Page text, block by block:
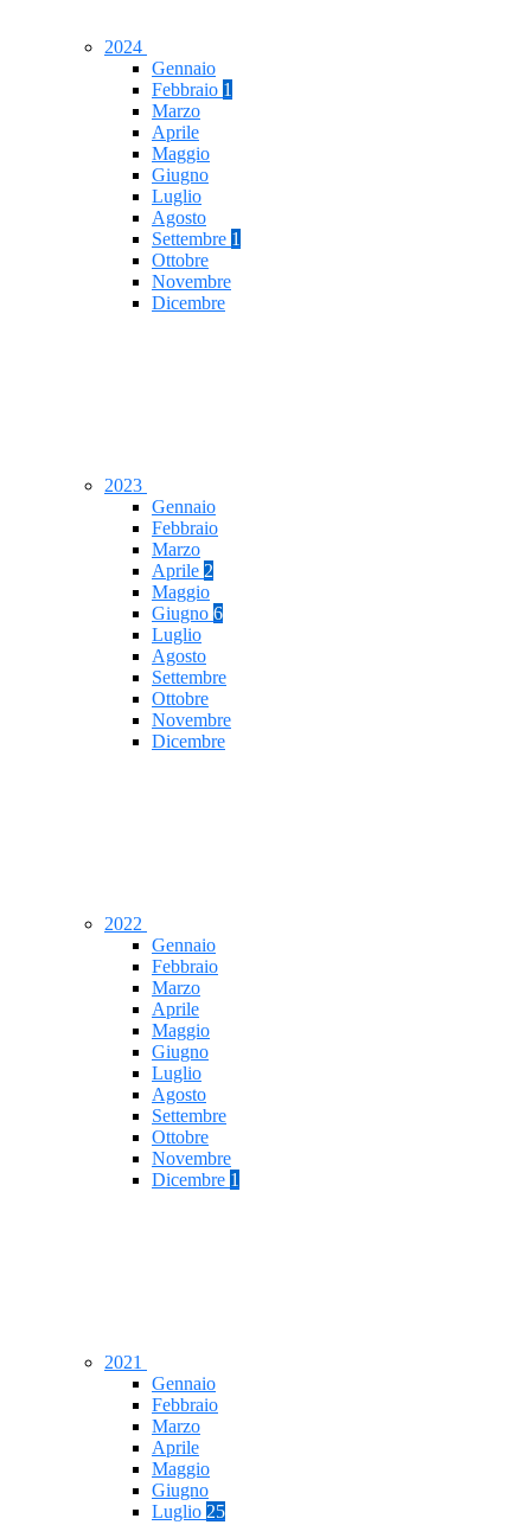
2024
Gennaio
Febbraio 1
Marzo
Aprile
Maggio
Giugno
Luglio
Agosto
Settembre 1
Ottobre
Novembre
Dicembre
2023
Gennaio
Febbraio
Marzo
Aprile 2
Maggio
Giugno 6
Luglio
Agosto
Settembre
Ottobre
Novembre
Dicembre
2022
Gennaio
Febbraio
Marzo
Aprile
Maggio
Giugno
Luglio
Agosto
Settembre
Ottobre
Novembre
Dicembre 1
2021
Gennaio
Febbraio
Marzo
Aprile
Maggio
Giugno
Luglio 25